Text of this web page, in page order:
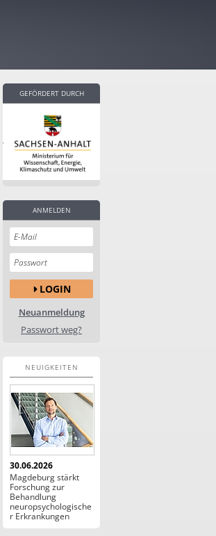
GEFÖRDERT DURCH
ANMELDEN
LOGIN
Neuanmeldung
Passwort weg?
NEUIGKEITEN
30.06.2026
Magdeburg stärkt
Forschung zur
Behandlung
neuropsychologische
r Erkrankungen